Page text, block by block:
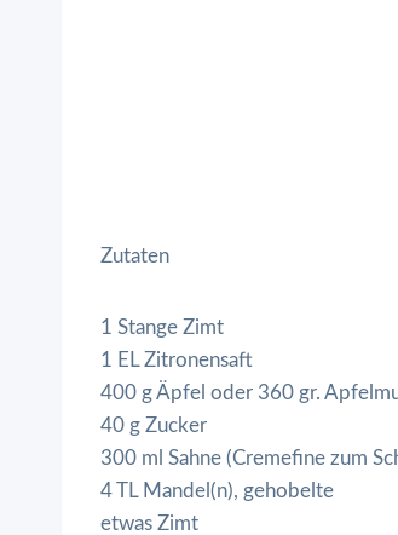
Zutaten
1 Stange Zimt
1 EL Zitronensaft
400 g Äpfel oder 360 gr.
40 g Zucker
300 ml Sahne (Cremefine zum
4 TL Mandel(n), gehobelte
etwas Zimt